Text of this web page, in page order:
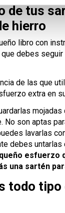
de tus
hierro
libro con
debes seguir
de las que
extra en
mojadas
No son aptas
lavarlas
debes untarlas
esfuerzo
una sartén
todo tipo